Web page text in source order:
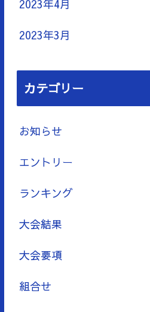
2023年4月
2023年3月
カテゴリー
お知らせ
エントリー
ランキング
大会結果
大会要項
組合せ